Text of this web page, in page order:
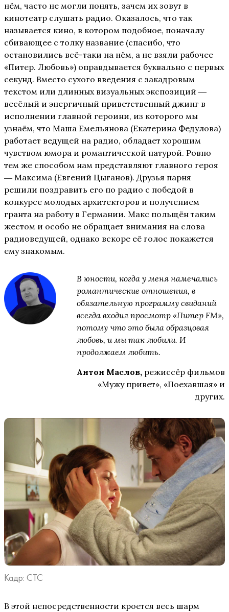
нём, часто не могли понять, зачем их зовут в
кинотеатр слушать радио. Оказалось, что так
называется кино, в котором подобное, поначалу
сбивающее с толку название (спасибо, что
остановились всё-таки на нём, а не взяли рабочее
«Питер. Любовь») оправдывается буквально с первых
секунд. Вместо сухого введения с закадровым
текстом или длинных визуальных экспозиций ―
весёлый и энергичный приветственный джинг в
исполнении главной героини, из которого мы
узнаём, что Маша Емельянова (Екатерина Федулова)
работает ведущей на радио, обладает хорошим
чувством юмора и романтической натурой. Ровно
тем же способом нам представляют главного героя
― Максима (Евгений Цыганов). Друзья парня
решили поздравить его по радио с победой в
конкурсе молодых архитекторов и получением
гранта на работу в Германии. Макс польщён таким
жестом и особо не обращает внимания на слова
радиоведущей, однако вскоре её голос покажется
ему знакомым.
В юности, когда у меня намечались
романтические отношения, в
обязательную программу свиданий
всегда входил просмотр «Питер FM»,
потому что это была образцовая
любовь, и мы так любили. И
продолжаем любить.
Антон Маслов, режиссёр фильмов
«Мужу привет», «Поехавшая» и
других.
Кадр: СТС
В этой непосредственности кроется весь шарм